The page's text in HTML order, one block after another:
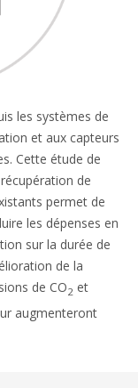
les systèmes de
et aux capteurs
Cette étude de
de
permet de
les dépenses en
sur la durée de
de la
de CO2 et
augmenteront